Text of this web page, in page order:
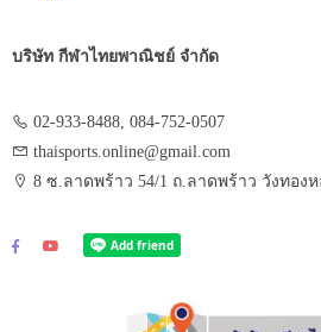
บริษัท กีฬาไทยพาณิชย์ จำกัด
02-933-8488, 084-752-0507
thaisports.online@gmail.com
8 ซ.ลาดพร้าว 54/1 ถ.ลาดพร้าว วังทองห